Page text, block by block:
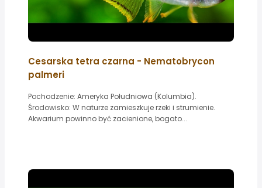
Cesarska tetra czarna - Nematobrycon
palmeri
Pochodzenie: Ameryka Południowa (Kolumbia).
Środowisko: W naturze zamieszkuje rzeki i strumienie.
Akwarium powinno być zacienione, bogato...